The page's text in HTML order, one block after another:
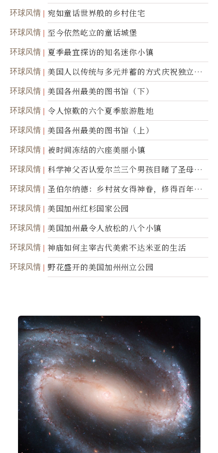
环球风情 宛如童话世界般的乡村住宅
环球风情 至今依然屹立的童话城堡
环球风情 夏季最宜探访的知名迷你小镇
环球风情
美国人以传统与多元并蓄的方式庆祝独立日2
50周年
环球风情 美国各州最美的图书馆（下）
环球风情 令人惊歎的六个夏季旅游胜地
环球风情 美国各州最美的图书馆（上）
环球风情 被时间冻结的六座美丽小镇
环球风情
科学神父否认爱尔兰三个男孩目睹了圣母显
灵
环球风情
圣伯尔纳德：乡村贫女得神眷，修得百年不
腐身
环球风情 美国加州红杉国家公园
环球风情 美国加州最令人放松的八个小镇
环球风情 神庙如何主宰古代美索不达米亚的生活
环球风情 野花盛开的美国加州州立公园